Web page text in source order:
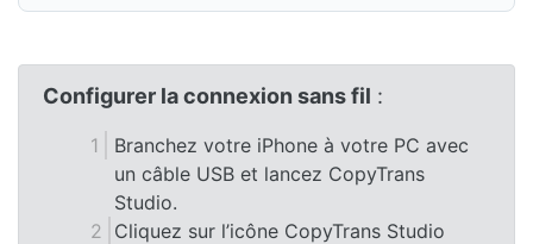
Configurer la connexion sans fil :
Branchez votre iPhone à votre PC avec
un câble USB et lancez CopyTrans
Studio.
Cliquez sur l’icône CopyTrans Studio